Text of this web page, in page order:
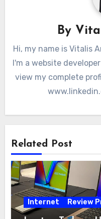
By
Hi, my name is Vitalis
I'm a website
view my complete
Related Post
Internet Review